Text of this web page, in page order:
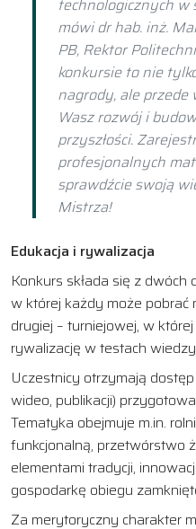
technologicznych w
mówi dr hab. inż.
PB, Rektor
konkursie to nie
nagrody, ale
Wasz rozwój i
przyszłości.
profesjonalnych
sprawdźcie swoją
Mistrza!
Edukacja i rywalizacja
Konkurs składa się z dwóch
w której każdy może pobrać
drugiej – turniejowej, w
rywalizację w testach
Uczestnicy otrzymają
wideo, publikacji)
Tematyka obejmuje m.in.
funkcjonalną, przetwórstwo
elementami tradycji,
gospodarkę obiegu
Za merytoryczny charakter